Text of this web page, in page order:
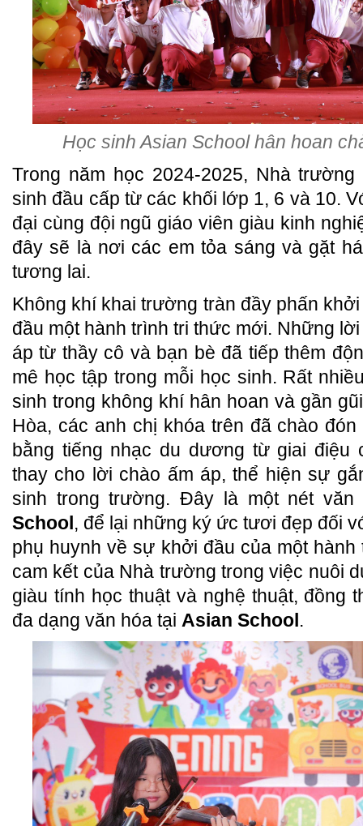
Học sinh Asian School hân hoan
Trong năm học 2024-2025, Nhà
sinh đầu cấp từ các khối lớp 1, 6 và 10.
đại cùng đội ngũ giáo viên giàu kinh
đây sẽ là nơi các em tỏa sáng và gặt
tương lai.
Không khí khai trường tràn đầy phấn
đầu một hành trình tri thức mới. Những
áp từ thầy cô và bạn bè đã tiếp thêm
mê học tập trong mỗi học sinh. Rất
sinh trong không khí hân hoan và gần
Hòa, các anh chị khóa trên đã chào
bằng tiếng nhạc du dương từ giai điệu
thay cho lời chào ấm áp, thể hiện sự
sinh trong trường. Đây là một nét
School , để lại những ký ức tươi đẹp đối
phụ huynh về sự khởi đầu của một
cam kết của Nhà trường trong việc nuôi
giàu tính học thuật và nghệ thuật, đồng
đa dạng văn hóa tại Asian School .